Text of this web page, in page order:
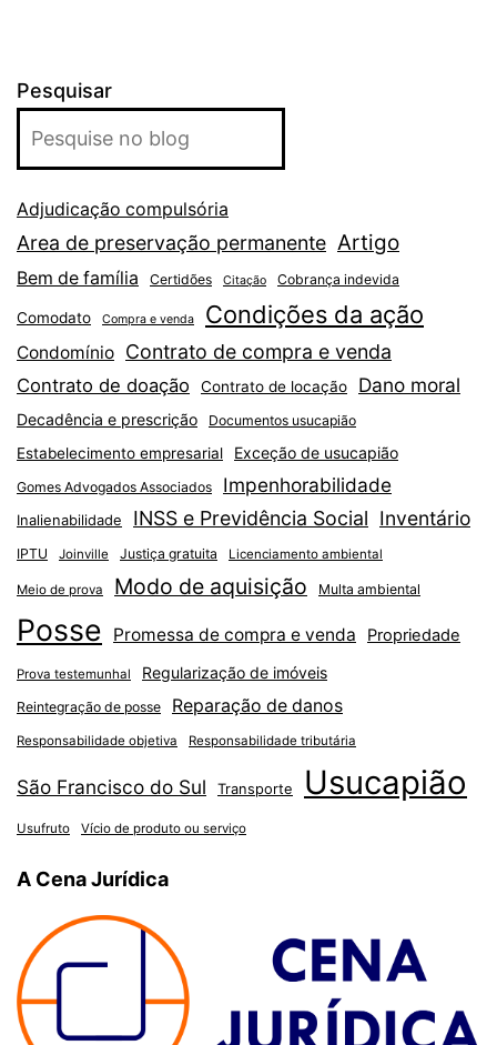
Pesquisar
Adjudicação compulsória
Area de preservação permanente Artigo
Bem de família Certidões Citação Cobrança indevida
Comodato Compra e venda Condições da ação
Condomínio Contrato de compra e venda
Contrato de doação Contrato de locação Dano moral
Decadência e prescrição Documentos usucapião
Estabelecimento empresarial Exceção de usucapião
Gomes Advogados Associados Impenhorabilidade
Inalienabilidade INSS e Previdência Social Inventário
IPTU Joinville Justiça gratuita Licenciamento ambiental
Meio de prova Modo de aquisição Multa ambiental
Posse Promessa de compra e venda Propriedade
Prova testemunhal Regularização de imóveis
Reintegração de posse Reparação de danos
Responsabilidade objetiva Responsabilidade tributária
São Francisco do Sul Transporte Usucapião
Usufruto Vício de produto ou serviço
A Cena Jurídica